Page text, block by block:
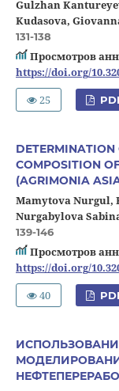
Gulzhan
Kudasova,
131-138
Просмотров
https://doi.org/
25
DETERMINATION
COMPOSITION
(AGRIMONIA
Mamytova Nurgul,
Nurgabylova
139-146
Просмотров
https://doi.org/
40